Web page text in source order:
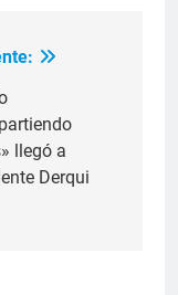
llegó a
Derqui